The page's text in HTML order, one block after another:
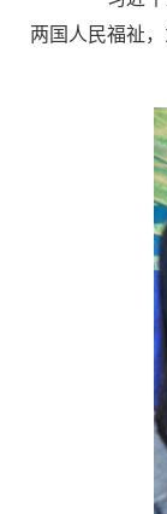
两国人民福祉